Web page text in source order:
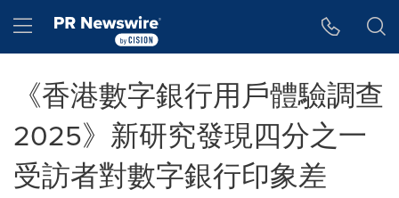
Hamburger menu
《香港數字銀行用戶體驗調查
2025》新研究發現四分之一
受訪者對數字銀行印象差